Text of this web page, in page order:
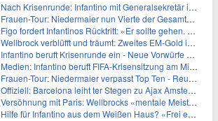
Nach Krisenrunde: Infantino mit Generalsekretär im Stadion
Frauen-Tour: Niedermaier nun Vierte der Gesamtwertung
Figo fordert Infantinos Rücktritt: «Er sollte gehen. Jetzt»
Wellbrock verblüfft und träumt: Zweites EM-Gold in Paris
Infantino beruft Krisenrunde ein - Neue Vorwürfe gegen FIFA
Medien: Infantino beruft FIFA-Krisensitzung am Mittwoch ein
Frauen-Tour: Niedermaier verpasst Top Ten - Reusser siegt
Offiziell: Barcelona leiht ter Stegen zu Ajax Amsterdam aus
Versöhnung mit Paris: Wellbrocks «mentale Meisterleistung»
Hilfe für Infantino aus dem Weißen Haus? «Frei erfunden»